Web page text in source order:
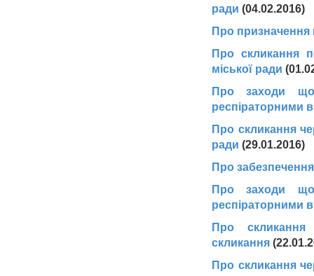
ради (04.02.2016)
Про призначення
Про скликання
міської ради
Про заходи
респіраторними
Про скликання
ради (29.01.2016)
Про
Про заходи
респіраторними
Про скликання
скликання
Про скликання